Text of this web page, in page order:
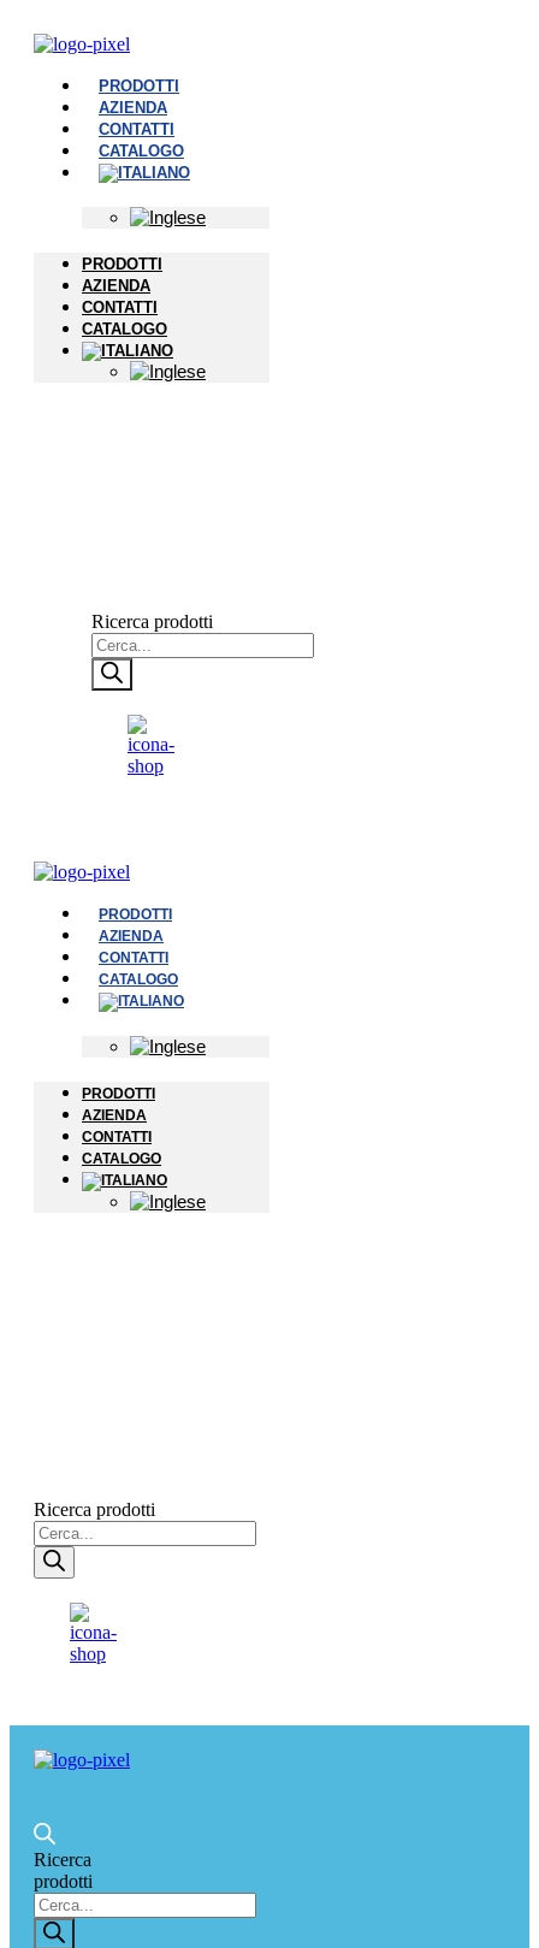
PRODOTTI
AZIENDA
CONTATTI
CATALOGO
PRODOTTI
AZIENDA
CONTATTI
CATALOGO
Ricerca prodotti
PRODOTTI
AZIENDA
CONTATTI
CATALOGO
PRODOTTI
AZIENDA
CONTATTI
CATALOGO
Ricerca prodotti
Ricerca
prodotti